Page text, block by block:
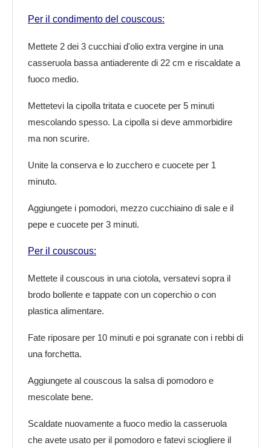
Per il condimento del couscous:
Mettete 2 dei 3 cucchiai d'olio extra vergine in una
casseruola bassa antiaderente di 22 cm e riscaldate a
fuoco medio.
Mettetevi la cipolla tritata e cuocete per 5 minuti
mescolando spesso. La cipolla si deve ammorbidire
ma non scurire.
Unite la conserva e lo zucchero e cuocete per 1
minuto.
Aggiungete i pomodori, mezzo cucchiaino di sale e il
pepe e cuocete per 3 minuti.
Per il couscous:
Mettete il couscous in una ciotola, versatevi sopra il
brodo bollente e tappate con un coperchio o con
plastica alimentare.
Fate riposare per 10 minuti e poi sgranate con i rebbi di
una forchetta.
Aggiungete al couscous la salsa di pomodoro e
mescolate bene.
Scaldate nuovamente a fuoco medio la casseruola
che avete usato per il pomodoro e fatevi sciogliere il